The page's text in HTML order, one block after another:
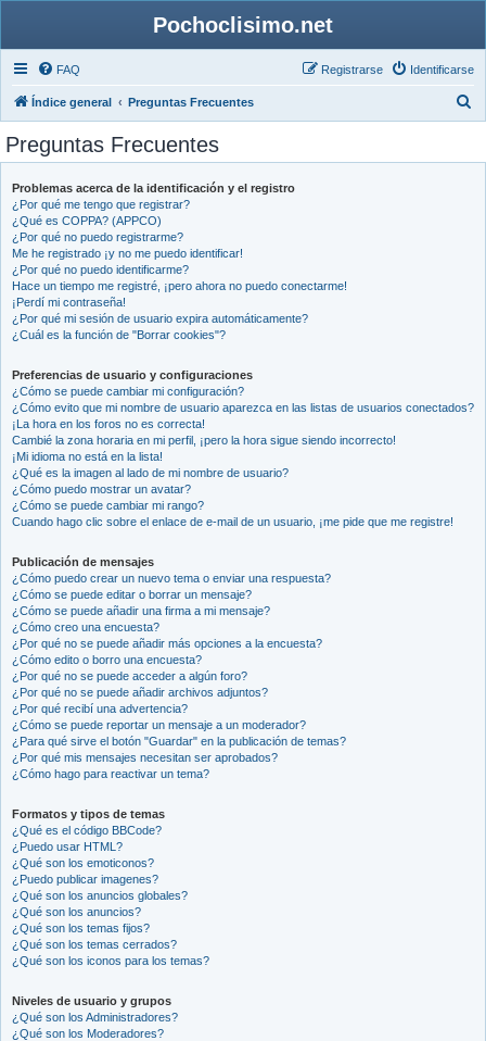
Pochoclisimo.net
FAQ Identificarse
Registrarse
Índice general Preguntas Frecuentes
Preguntas Frecuentes
Problemas acerca de la identificación y el registro
¿Por qué me tengo que registrar?
¿Qué es COPPA? (APPCO)
¿Por qué no puedo registrarme?
Me he registrado ¡y no me puedo identificar!
¿Por qué no puedo identificarme?
Hace un tiempo me registré, ¡pero ahora no puedo conectarme!
¡Perdí mi contraseña!
¿Por qué mi sesión de usuario expira automáticamente?
¿Cuál es la función de "Borrar cookies"?
Preferencias de usuario y configuraciones
¿Cómo se puede cambiar mi configuración?
¿Cómo evito que mi nombre de usuario aparezca en las listas de usuarios conectados?
¡La hora en los foros no es correcta!
Cambié la zona horaria en mi perfil, ¡pero la hora sigue siendo incorrecto!
¡Mi idioma no está en la lista!
¿Qué es la imagen al lado de mi nombre de usuario?
¿Cómo puedo mostrar un avatar?
¿Cómo se puede cambiar mi rango?
Cuando hago clic sobre el enlace de e-mail de un usuario, ¡me pide que me registre!
Publicación de mensajes
¿Cómo puedo crear un nuevo tema o enviar una respuesta?
¿Cómo se puede editar o borrar un mensaje?
¿Cómo se puede añadir una firma a mi mensaje?
¿Cómo creo una encuesta?
¿Por qué no se puede añadir más opciones a la encuesta?
¿Cómo edito o borro una encuesta?
¿Por qué no se puede acceder a algún foro?
¿Por qué no se puede añadir archivos adjuntos?
¿Por qué recibí una advertencia?
¿Cómo se puede reportar un mensaje a un moderador?
¿Para qué sirve el botón "Guardar" en la publicación de temas?
¿Por qué mis mensajes necesitan ser aprobados?
¿Cómo hago para reactivar un tema?
Formatos y tipos de temas
¿Qué es el código BBCode?
¿Puedo usar HTML?
¿Qué son los emoticonos?
¿Puedo publicar imagenes?
¿Qué son los anuncios globales?
¿Qué son los anuncios?
¿Qué son los temas fijos?
¿Qué son los temas cerrados?
¿Qué son los iconos para los temas?
Niveles de usuario y grupos
¿Qué son los Administradores?
¿Qué son los Moderadores?